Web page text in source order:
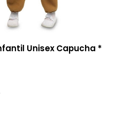
Unisex Capucha *